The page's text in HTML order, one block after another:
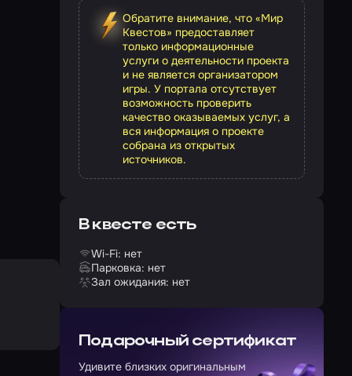
Обратите внимание, что «Мир
Квестов» предоставляет
только информационные
услуги о деятельности проекта
и не является организатором
игры. У портала отсутствует
возможность проверить
качество оказываемых услуг, а
вся информация о проекте
собрана из открытых
источников.
В квесте есть
Wi-Fi: нет
Парковка: нет
Зал ожидания: нет
Подарочный сертификат
Удивите близких оригинальным